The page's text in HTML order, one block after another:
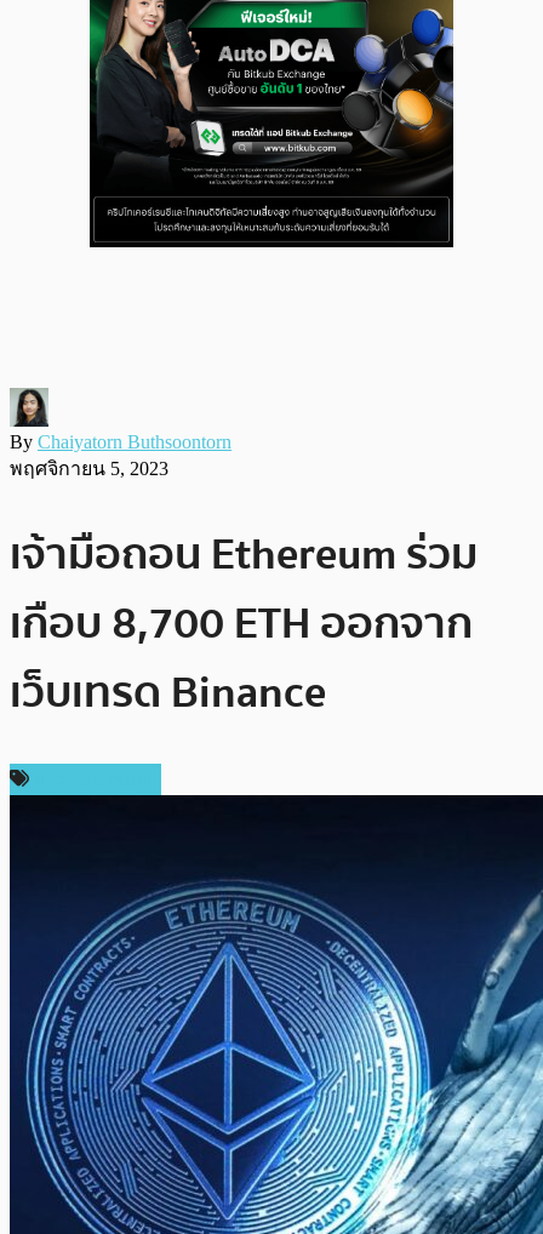
By Chaiyatorn Buthsoontorn
พฤศจิกายน 5, 2023
เจ้ามือถอน Ethereum ร่วม
เกือบ 8,700 ETH ออกจาก
เว็บเทรด Binance